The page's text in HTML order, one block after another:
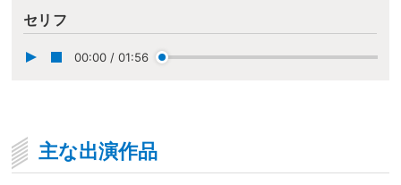
セリフ
00:00 / 01:56
主な出演作品